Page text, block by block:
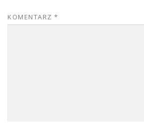
KOMENTARZ *